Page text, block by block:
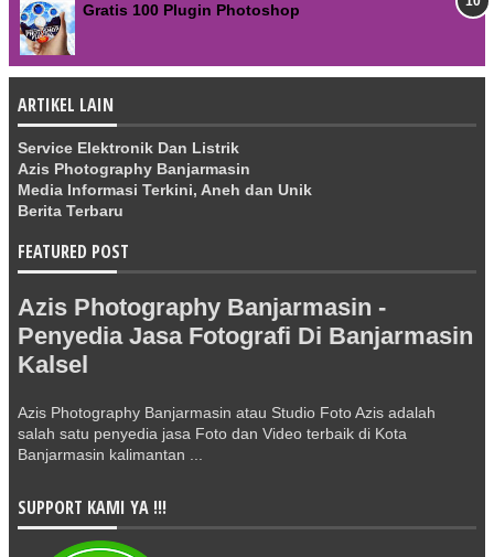
Gratis 100 Plugin Photoshop
ARTIKEL LAIN
Service Elektronik Dan Listrik
Azis Photography Banjarmasin
Media Informasi Terkini, Aneh dan Unik
Berita Terbaru
FEATURED POST
Azis Photography Banjarmasin -
Penyedia Jasa Fotografi Di Banjarmasin
Kalsel
Azis Photography Banjarmasin atau Studio Foto Azis adalah
salah satu penyedia jasa Foto dan Video terbaik di Kota
Banjarmasin kalimantan ...
SUPPORT KAMI YA !!!